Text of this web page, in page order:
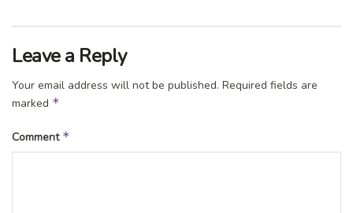
Leave a Reply
Your email address will not be published. Required fields are
marked *
Comment *